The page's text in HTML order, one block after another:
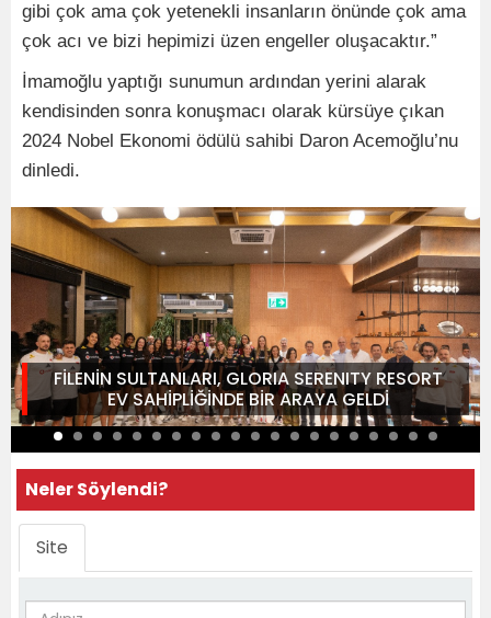
gibi çok ama çok yetenekli insanların önünde çok ama
çok acı ve bizi hepimizi üzen engeller oluşacaktır.”
İmamoğlu yaptığı sunumun ardından yerini alarak
kendisinden sonra konuşmacı olarak kürsüye çıkan
2024 Nobel Ekonomi ödülü sahibi Daron Acemoğlu’nu
dinledi.
FİLENİN SULTANLARI, GLORIA SERENITY RESORT
EV SAHİPLİĞİNDE BİR ARAYA GELDİ
Neler Söylendi?
Site